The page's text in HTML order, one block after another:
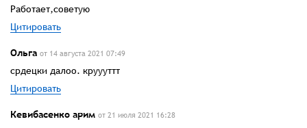
Работает,советую
Цитировать
Ольга от 14 августа 2021 07:49
срдецки далоо. круууттт
Цитировать
Кевибасенко арим от 21 июля 2021 16:28